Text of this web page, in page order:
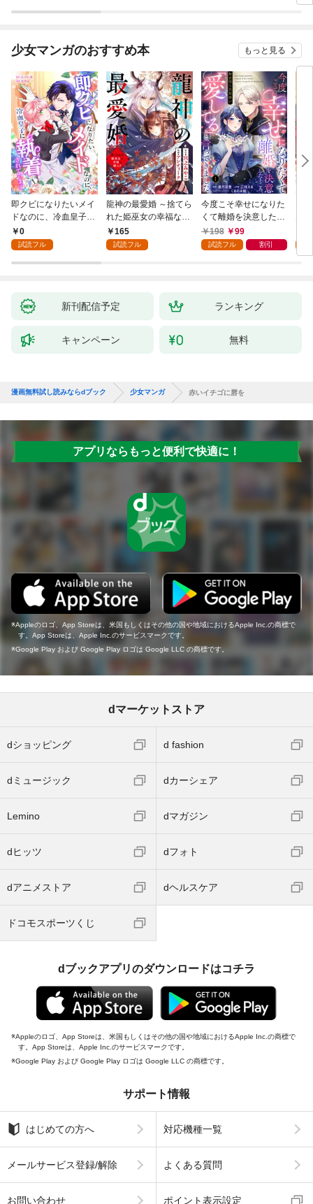
少女マンガのおすすめ本 もっと見る
即クビになりたいメイ
ドなのに、冷血皇子に
執着されています第1
話
0
試読フル
龍神の最愛婚 ～捨てら
れた姫巫女の幸福な嫁
入り～: 1
165
試読フル
今度こそ幸せになりた
くて離婚を決意したと
ころ、無表情な旦那様
が「愛してる」と言っ
198 99
試読フル 割引
新刊配信予定 ランキング
キャンペーン 無料
漫画無料試し読みならdブック 少女マンガ 赤いイチゴに唇を
アプリならもっと便利で快適に！
Appleのロゴ、App Storeは、米国もしくはその他の国や地域におけるApple Inc.の商標で
す。App Storeは、Apple Inc.のサービスマークです。
Google Play および Google Play ロゴは Google LLC の商標です。
dマーケットストア
dショッピング d fashion
dミュージック dカーシェア
Lemino dマガジン
dヒッツ dフォト
dアニメストア dヘルスケア
ドコモスポーツくじ
dブックアプリのダウンロードはコチラ
Appleのロゴ、App Storeは、米国もしくはその他の国や地域におけるApple Inc.の商標で
す。App Storeは、Apple Inc.のサービスマークです。
Google Play および Google Play ロゴは Google LLC の商標です。
サポート情報
はじめての方へ 対応機種一覧
メールサービス登録/解除 よくある質問
お問い合わせ ポイント表示設定